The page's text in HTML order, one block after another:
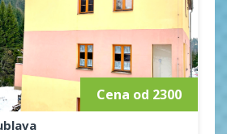
Cena od 2300